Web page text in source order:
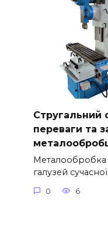
Стругальний
переваги та
Металообробка
галузей сучасної
0 6